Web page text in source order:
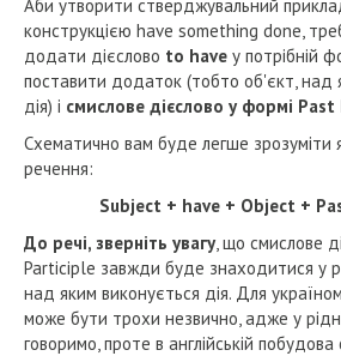
Аби утворити стверджувальний
конструкцією have something done,
додати дієслово to have у потрібній
поставити додаток (тобто об'єкт, над
дія) і смислове дієслово у формі Past
Схематично вам буде легше зрозуміти
речення:
Subject + have + Object +
До речі, зверніть увагу, що смислове
Participle завжди буде знаходитися у
над яким виконується дія. Для
може бути трохи незвично, адже у
говоримо, проте в англійській